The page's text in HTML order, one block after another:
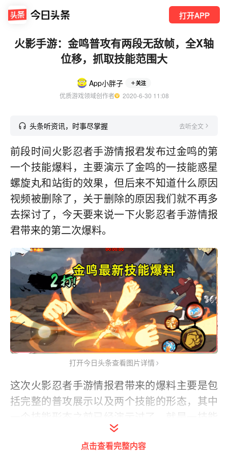
打开APP
火影手游：金鸣普攻有两段无敌帧，全X轴
位移，抓取技能范围大
App小胖子 关注
优质游戏领域创作者
  2020-6-30 11:08
头条听资讯，时事尽掌握 去听全文
前段时间火影忍者手游情报君发布过金鸣的第
一个技能爆料，主要演示了金鸣的一技能惑星
螺旋丸和站街的效果，但后来不知道什么原因
视频被删除了，关于删除的原因我们就不再多
去探讨了，今天要来说一下火影忍者手游情报
君带来的第二次爆料。
打开今日头条查看图片详情
这次火影忍者手游情报君带来的爆料主要是包
括完整的普攻展示以及两个技能的形态，其中
的惑星螺旋丸的效果。我们先通过普攻看起，
金鸣的普攻大概是有五段（猜测），第一段是
点击查看完整内容